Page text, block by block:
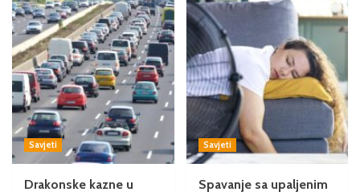
Savjeti
Drakonske kazne u
Savjeti
Spavanje sa upaljenim